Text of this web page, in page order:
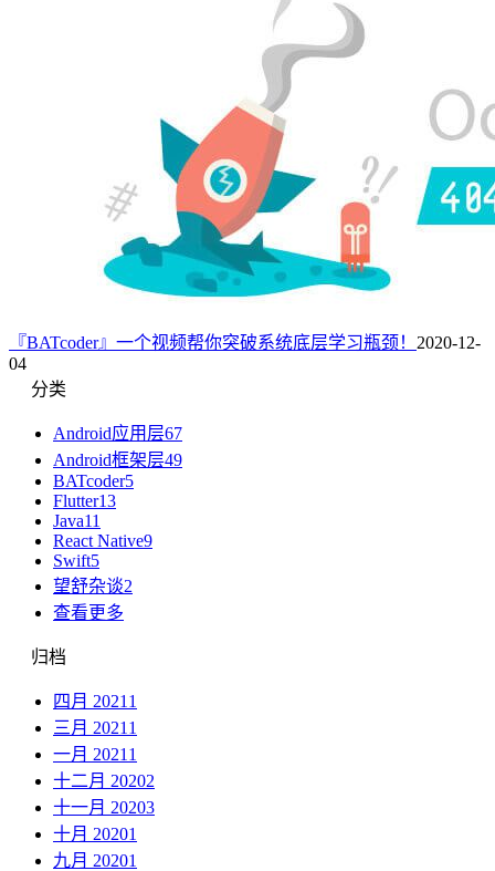
『BATcoder』一个视频帮你突破系统底层学习瓶颈！ 2020-12-
04
分类
Android应用层67
Android框架层49
BATcoder5
Flutter13
Java11
React Native9
Swift5
望舒杂谈2
查看更多
归档
四月 2021 1
三月 2021 1
一月 2021 1
十二月 20202
十一月 20203
十月 20201
九月 20201